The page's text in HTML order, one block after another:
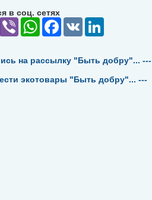
в соц. сетях
Viber WhatsAppFacebook
VK LinkedIn
на рассылку "Быть добру"... ---
экотовары "Быть добру"... ---